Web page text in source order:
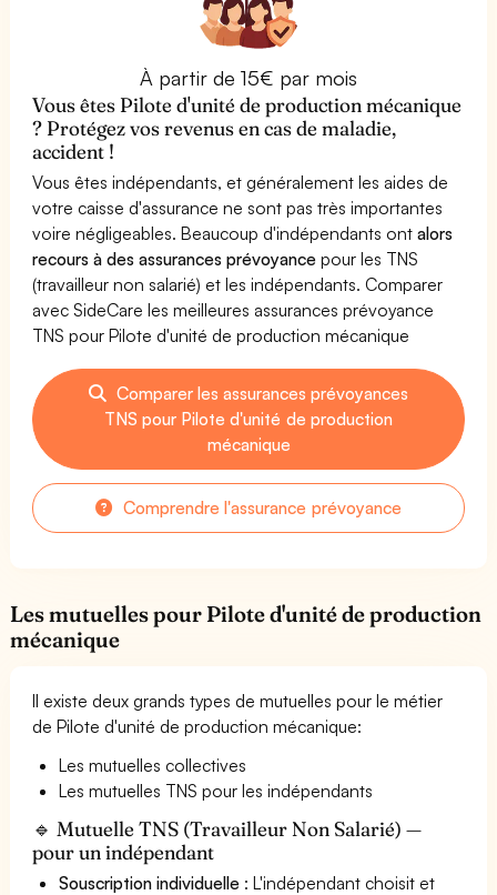
À partir de 15€ par mois
Vous êtes Pilote d'unité de production mécanique
? Protégez vos revenus en cas de maladie,
accident !
Vous êtes indépendants, et généralement les aides de
votre caisse d'assurance ne sont pas très importantes
voire négligeables. Beaucoup d'indépendants ontalors
recours à des assurances prévoyance pour les TNS
(travailleur non salarié) et les indépendants. Comparer
avec SideCare les meilleures assurances prévoyance
TNS pour Pilote d'unité de production mécanique
Comparer les assurances prévoyances
TNS pour Pilote d'unité de production
mécanique
Comprendre l'assurance prévoyance
Les mutuelles pour Pilote d'unité de production
mécanique
Il existe deux grands types de mutuelles pour le métier
de Pilote d'unité de production mécanique:
Les mutuelles collectives
Les mutuelles TNS pour les indépendants
🔹 Mutuelle TNS (Travailleur Non Salarié) —
pour un indépendant
Souscription individuelle : L'indépendant choisit et